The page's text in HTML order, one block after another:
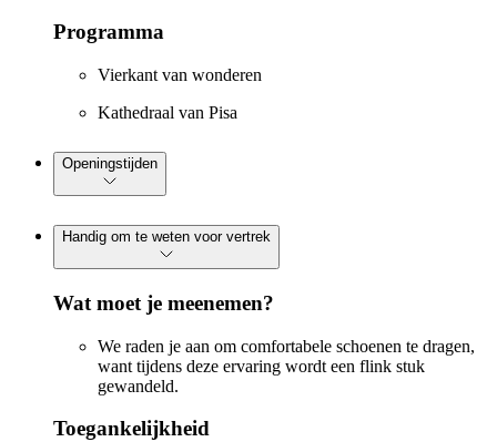
Programma
Vierkant van wonderen
Kathedraal van Pisa
Openingstijden
Handig om te weten voor vertrek
Wat moet je meenemen?
We raden je aan om comfortabele schoenen te dragen,
want tijdens deze ervaring wordt een flink stuk
gewandeld.
Toegankelijkheid